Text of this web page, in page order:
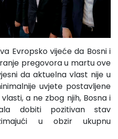
Evropsko vijeće da Bosni i
pregovora u martu ove
da aktuelna vlast nije u
uvjete postavljene
a ne zbog njih, Bosna i
dobiti pozitivan stav
u obzir ukupnu